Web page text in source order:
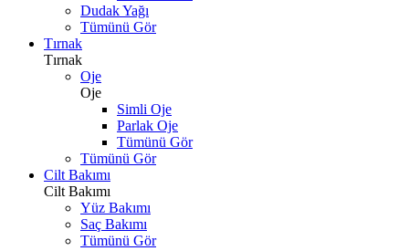
Dudak Yağı
Tümünü Gör
Tırnak
Tırnak
Oje
Oje
Simli Oje
Parlak Oje
Tümünü Gör
Tümünü Gör
Cilt Bakımı
Cilt Bakımı
Yüz Bakımı
Saç Bakımı
Tümünü Gör